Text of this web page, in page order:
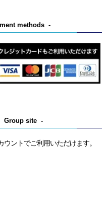
methods
Group site
ントでご利用いただけます。